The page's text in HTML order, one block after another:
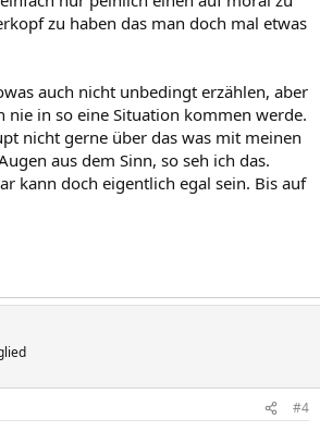
zu haben das man doch mal etwas
auch nicht unbedingt erzählen, aber
nie in so eine Situation kommen werde.
nicht gerne über das was mit meinen
aus dem Sinn, so seh ich das.
kann doch eigentlich egal sein. Bis auf
#4